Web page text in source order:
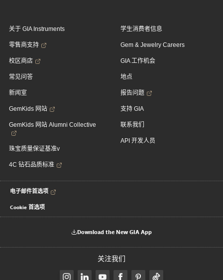
关于 GIA Instruments
零售商支持
校区商店
常见问答
新闻室
GemKids 网站
GemKids 网站 Alumni Collective
珠宝质量保证基准v
4C 钻石品质标准
学生消费者信息
Gem & Jewelry Careers
GIA 工作机会
地点
报告问题
支持 GIA
联系我们
API 开发人员
电子邮件首选项
Cookie 首选项
Download the New GIA App
关注我们